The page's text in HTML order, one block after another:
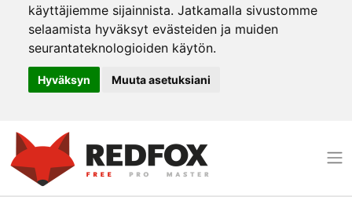
käyttäjiemme sijainnista. Jatkamalla sivustomme
selaamista hyväksyt evästeiden ja muiden
seurantateknologioiden käytön.
Hyväksyn Muuta asetuksiani